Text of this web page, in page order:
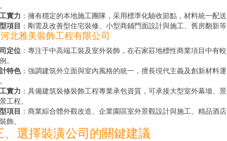
實力 ：擁有穩定的本地施工團隊，采用標準化驗收節點，材料統一配
項目 ：剛需及改善型住宅裝修、小型商鋪門面設計與施工、舊房翻新
河北雅美裝飾工程有限公司
定位 ：專注于中高端工裝及室外裝飾，在石家莊地標性商業項目中有
。
特色：強調建筑外立面與室內風格的統一，擅長現代主義及創新材料運
實力 ：具備建筑裝修裝飾工程專業承包資質，可承接大型室外幕墻、
工程。
項目 ：商業綜合體外觀改造、企業園區室外景觀設計與施工、精品酒
飾。
、選擇裝潢公司的關鍵建議